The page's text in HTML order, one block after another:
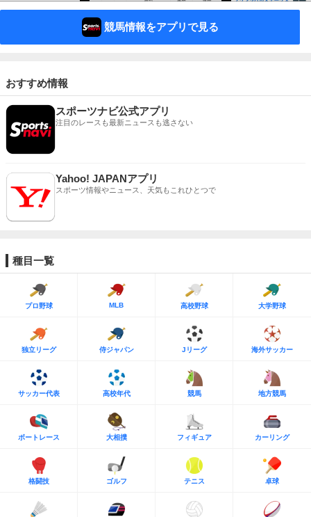
競馬情報をアプリで見る
おすすめ情報
スポーツナビ公式アプリ
注目のレースも最新ニュースも逃さない
Yahoo! JAPANアプリ
スポーツ情報やニュース、天気もこれひとつで
種目一覧
プロ野球 MLB 高校野球 大学野球
独立リーグ 侍ジャパン Jリーグ 海外サッカー
サッカー代表 高校年代 競馬 地方競馬
ボートレース 大相撲 フィギュア カーリング
格闘技 ゴルフ テニス 卓球